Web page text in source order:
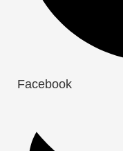
Facebook